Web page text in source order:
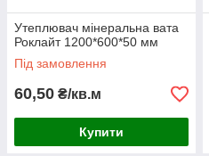
Утеплювач мінеральна вата
Роклайт 1200*600*50 мм
Під замовлення
60,50 ₴/кв.м
Купити